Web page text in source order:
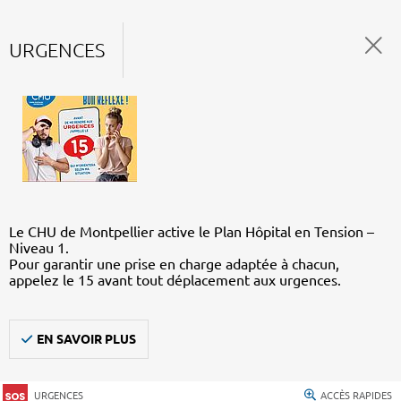
URGENCES
Le CHU de Montpellier active le Plan Hôpital en Tension –
Niveau 1.
Pour garantir une prise en charge adaptée à chacun,
appelez le 15 avant tout déplacement aux urgences.
EN SAVOIR PLUS
URGENCES ACCÈS RAPIDES